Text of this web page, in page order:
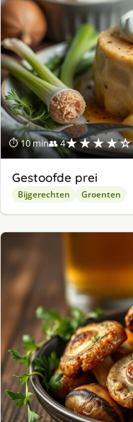
⏱ 10 min👥 4★★★★☆
Gestoofde prei
Bijgerechten Groenten